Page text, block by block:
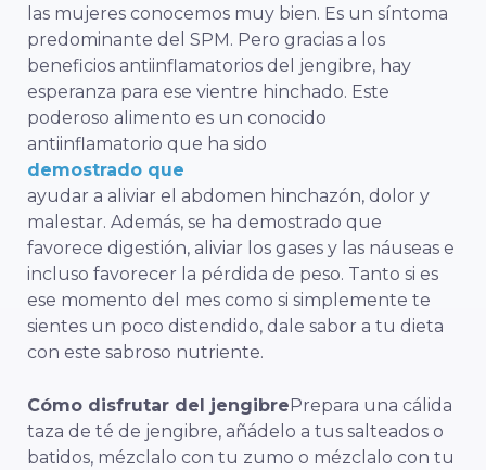
las mujeres conocemos muy bien. Es un síntoma
predominante del SPM. Pero gracias a los
beneficios antiinflamatorios del jengibre, hay
esperanza para ese vientre hinchado. Este
poderoso alimento es un conocido
antiinflamatorio que ha sido
demostrado que
ayudar a aliviar el abdomen hinchazón, dolor y
malestar. Además, se ha demostrado que
favorece digestión, aliviar los gases y las náuseas e
incluso favorecer la pérdida de peso. Tanto si es
ese momento del mes como si simplemente te
sientes un poco distendido, dale sabor a tu dieta
con este sabroso nutriente.
Cómo disfrutar del jengibrePrepara una cálida
taza de té de jengibre, añádelo a tus salteados o
batidos, mézclalo con tu zumo o mézclalo con tu